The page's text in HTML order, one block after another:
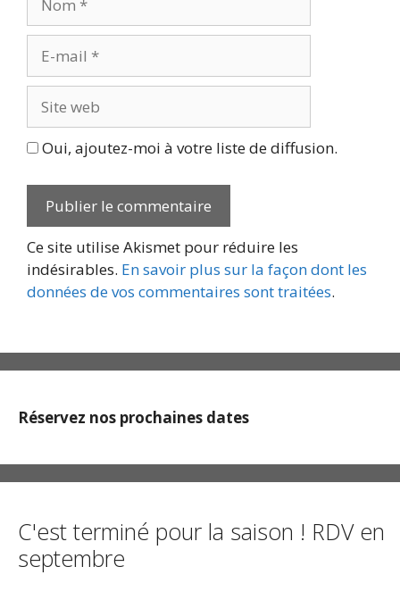
mail
web
Oui, ajoutez-moi à votre liste de diffusion.
Ce site utilise Akismet pour réduire les
indésirables. En savoir plus sur la façon dont les
données de vos commentaires sont traitées.
Réservez nos prochaines dates
C'est terminé pour la saison ! RDV en
septembre